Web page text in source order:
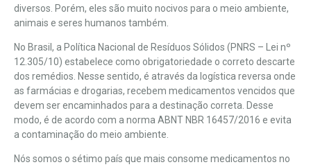
diversos. Porém, eles são muito nocivos para o meio ambiente,
animais e seres humanos também.
No Brasil, a Política Nacional de Resíduos Sólidos (PNRS – Lei nº
12.305/10) estabelece como obrigatoriedade o correto descarte
dos remédios. Nesse sentido, é através da logística reversa onde
as farmácias e drogarias, recebem medicamentos vencidos que
devem ser encaminhados para a destinação correta. Desse
modo, é de acordo com a norma ABNT NBR 16457/2016 e evita
a contaminação do meio ambiente.
Nós somos o sétimo país que mais consome medicamentos no